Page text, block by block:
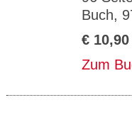
Buch,
€ 10,90
Zum